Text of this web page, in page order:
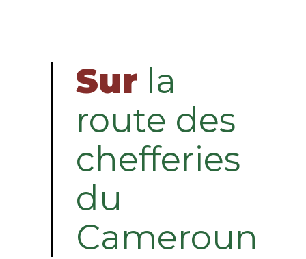
Sur la
route des
chefferies
du
Cameroun